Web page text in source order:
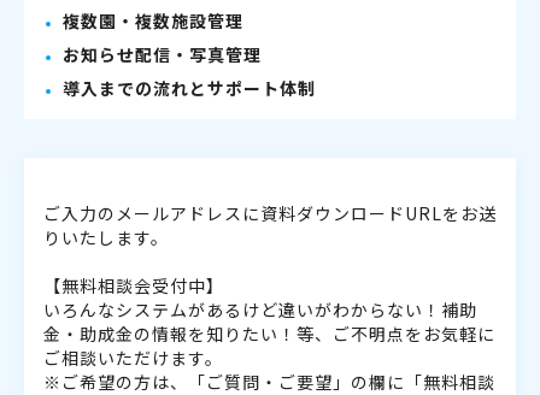
複数園・複数施設管理
お知らせ配信・写真管理
導入までの流れとサポート体制
ご入力のメールアドレスに資料ダウンロードURLをお送
りいたします。
【無料相談会受付中】
いろんなシステムがあるけど違いがわからない！補助
金・助成金の情報を知りたい！等、ご不明点をお気軽に
ご相談いただけます。
※ご希望の方は、「ご質問・ご要望」の欄に「無料相談